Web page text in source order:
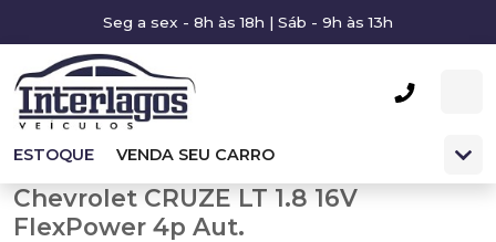
Seg a sex - 8h às 18h | Sáb - 9h às 13h
ESTOQUE VENDA SEU CARRO
Chevrolet CRUZE LT 1.8 16V
FlexPower 4p Aut.